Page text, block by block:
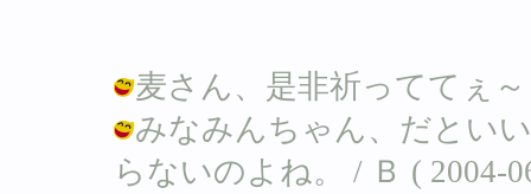
麦さん、是非祈っててぇ～
みなみんちゃん、だとい
らないのよね。 / Ｂ ( 2004-